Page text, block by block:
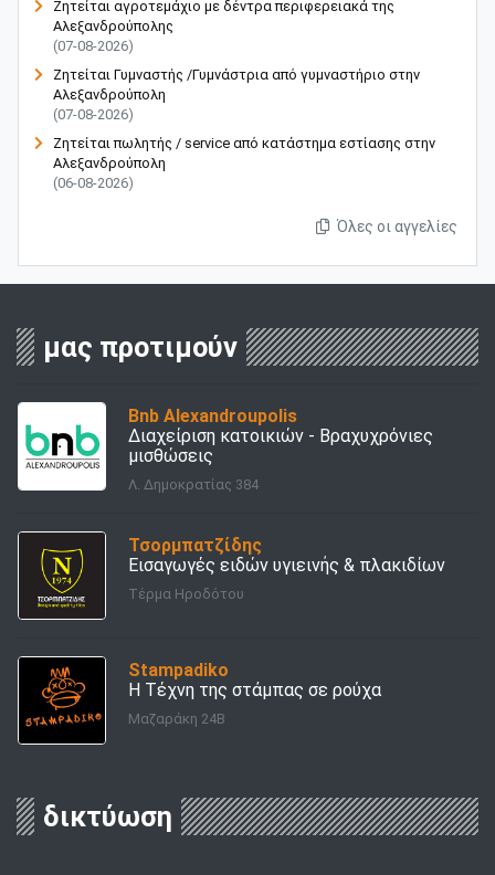
Ζητείται αγροτεμάχιο με δέντρα περιφερειακά της
Αλεξανδρούπολης
(07-08-2026)
Ζητείται Γυμναστής /Γυμνάστρια από γυμναστήριο στην
Αλεξανδρούπολη
(07-08-2026)
Ζητείται πωλητής / service από κατάστημα εστίασης στην
Αλεξανδρούπολη
(06-08-2026)
Όλες οι αγγελίες
μας προτιμούν
Bnb Alexandroupolis
Διαχείριση κατοικιών - Bραχυχρόνιες
μισθώσεις
Λ. Δημοκρατίας 384
Τσορμπατζίδης
Εισαγωγές ειδών υγιεινής & πλακιδίων
Τέρμα Ηροδότου
Stampadiko
Η Τέχνη της στάμπας σε ρούχα
Μαζαράκη 24Β
δικτύωση